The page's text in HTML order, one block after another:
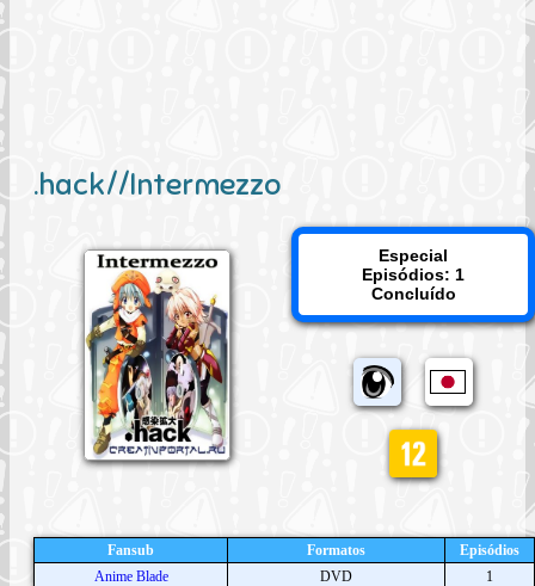
.hack//Intermezzo
Especial
Episódios: 1
Concluído
Fansub Formatos
Episódios
Anime Blade
DVD
1